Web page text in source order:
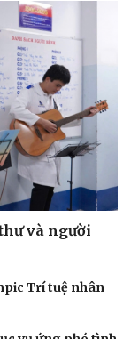
và người
Trí tuệ nhân